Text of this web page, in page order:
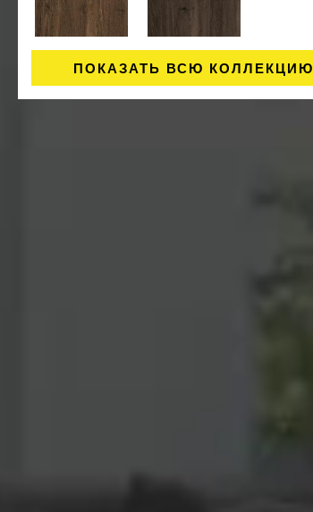
ПОКАЗАТЬ ВСЮ КОЛЛЕКЦИЮ